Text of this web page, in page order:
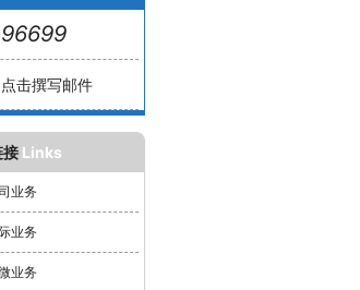
96699
点击撰写邮件
接 Links
业务
业务
业务